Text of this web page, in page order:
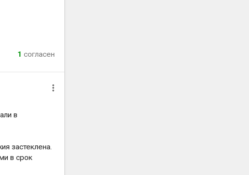
1 согласен
в
застеклена.
в срок